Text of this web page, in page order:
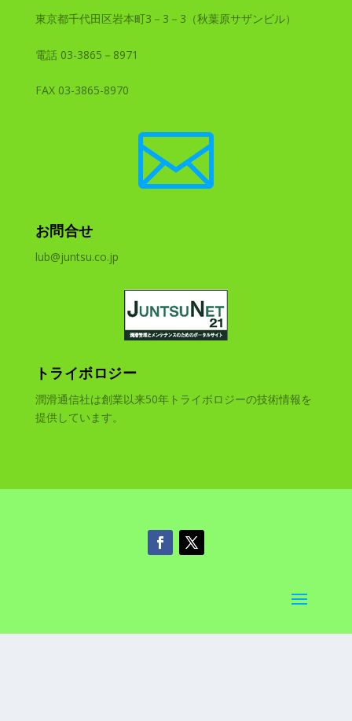
東京都千代田区岩本町3－3－3（秋葉原サザンビル）
電話 03-3865－8971
FAX 03-3865-8970

お問合せ
lub@juntsu.co.jp
トライボロジー
潤滑通信社は創業以来50年トライボロジーの技術情報を
提供しています。